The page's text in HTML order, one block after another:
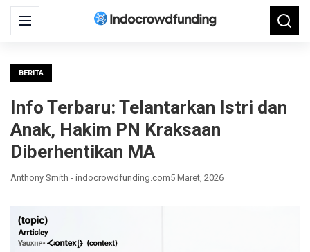
Menu
Search
for:
BERITA
Info Terbaru: Telantarkan Istri dan
Anak, Hakim PN Kraksaan
Diberhentikan MA
Anthony Smith - indocrowdfunding.com5 Maret, 2026